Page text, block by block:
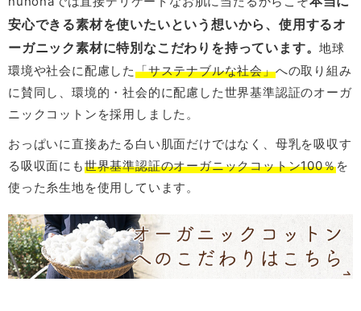
安心できる素材を使いたいという想いから、使用するオ
ーガニック素材に特別なこだわりを持っています。地球
環境や社会に配慮した「サステナブルな社会」への取り組み
に賛同し、環境的・社会的に配慮した世界基準認証のオーガ
ニックコットンを採用しました。
おっぱいに直接あたる白い肌面だけではなく、母乳を吸収す
る吸収面にも世界基準認証のオーガニックコットン100％を
使った糸生地を使用しています。